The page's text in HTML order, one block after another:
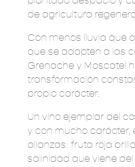
de agricultura
Con menos lluvia que
que se adapten a las
Grenache y Moscatel
transformación
propio carácter.
Un vino ejemplar del
y con mucho carácter,
alianzas: fruta roja
salinidad que viene